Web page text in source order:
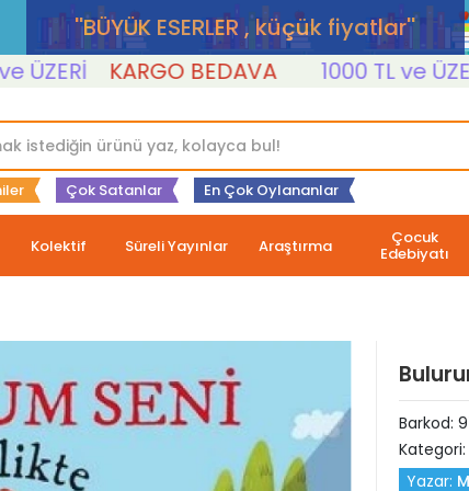
''BÜYÜK ESERLER , küçük fiyatlar''
KARGO BEDAVA 1000 TL ve ÜZERİ
Çok Satanlar En Çok Oylananlar
Kolektif Süreli Yayınlar Araştırma Çocuk
Edebiyatı
Barkod:
Kategori:
Yazar: